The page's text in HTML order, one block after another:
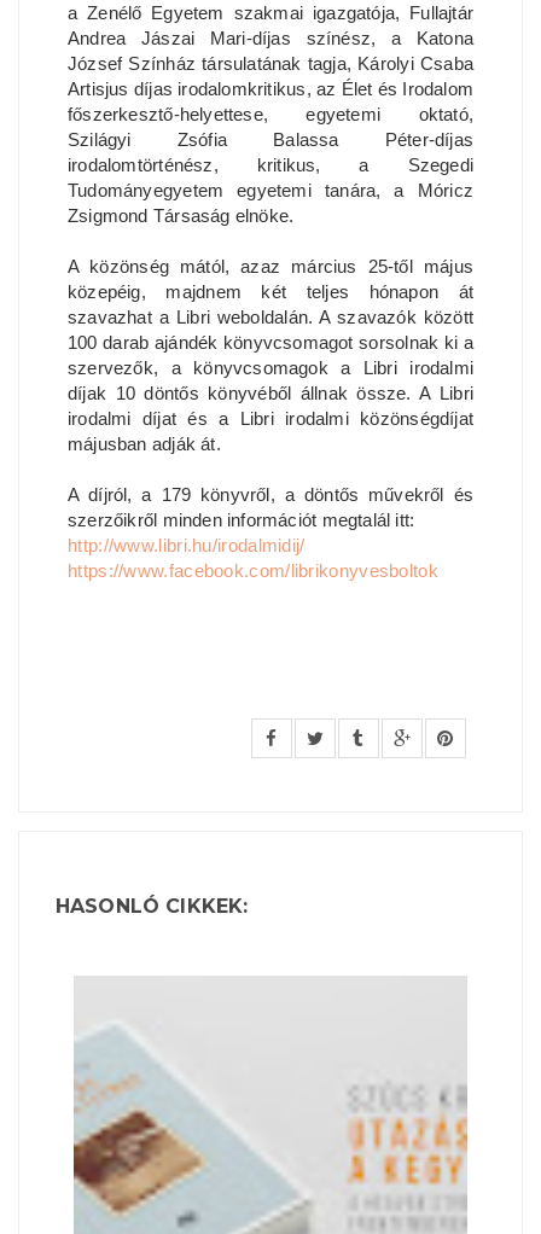
a Zenélő Egyetem szakmai igazgatója, Fullajtár
Andrea Jászai Mari-díjas színész, a Katona
József Színház társulatának tagja, Károlyi Csaba
Artisjus díjas irodalomkritikus, az Élet és Irodalom
főszerkesztő-helyettese, egyetemi oktató,
Szilágyi Zsófia Balassa Péter-díjas
irodalomtörténész, kritikus, a Szegedi
Tudományegyetem egyetemi tanára, a Móricz
Zsigmond Társaság elnöke.
A közönség mától, azaz március 25-től május
közepéig, majdnem két teljes hónapon át
szavazhat a Libri weboldalán. A szavazók között
100 darab ajándék könyvcsomagot sorsolnak ki a
szervezők, a könyvcsomagok a Libri irodalmi
díjak 10 döntős könyvéből állnak össze. A Libri
irodalmi díjat és a Libri irodalmi közönségdíjat
májusban adják át.
A díjról, a 179 könyvről, a döntős művekről és
szerzőikről minden információt megtalál itt:
http://www.libri.hu/irodalmidij/
https://www.facebook.com/librikonyvesboltok
HASONLÓ CIKKEK: